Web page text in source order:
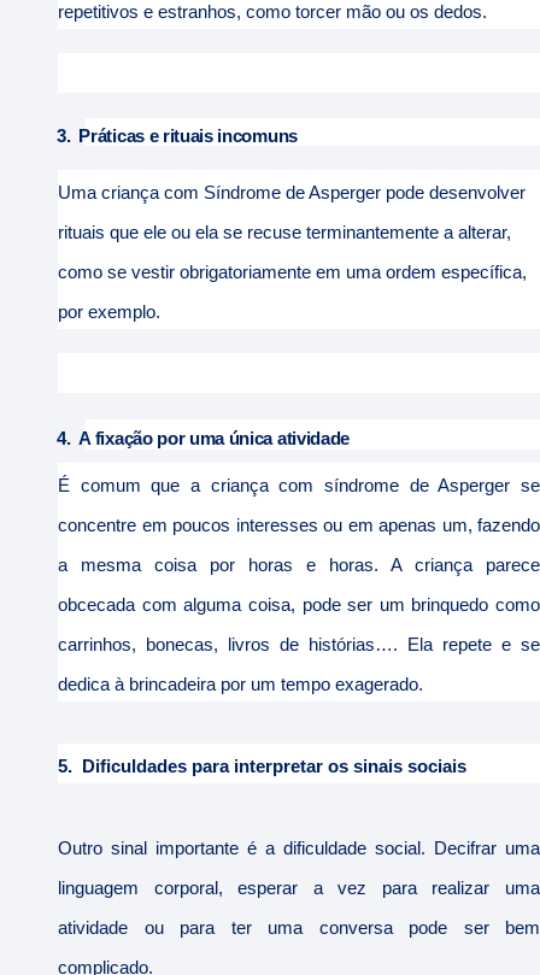
repetitivos e estranhos, como torcer mão ou os dedos.
3. Práticas e rituais incomuns
Uma criança com Síndrome de Asperger pode desenvolver
rituais que ele ou ela se recuse terminantemente a alterar,
como se vestir obrigatoriamente em uma ordem específica,
por exemplo.
4. A fixação por uma única atividade
É comum que a criança com síndrome de Asperger se
concentre em poucos interesses ou em apenas um, fazendo
a mesma coisa por horas e horas. A criança parece
obcecada com alguma coisa, pode ser um brinquedo como
carrinhos, bonecas, livros de histórias…. Ela repete e se
dedica à brincadeira por um tempo exagerado.
5. Dificuldades para interpretar os sinais sociais
Outro sinal importante é a dificuldade social. Decifrar uma
linguagem corporal, esperar a vez para realizar uma
atividade ou para ter uma conversa pode ser bem
complicado.